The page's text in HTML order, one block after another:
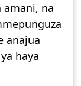
amani, na
anajua
haya